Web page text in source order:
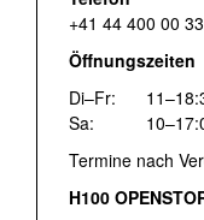
+41 44 400 00 33
Öffnungszeiten
Di–Fr:
Sa:
Termine nach
H100